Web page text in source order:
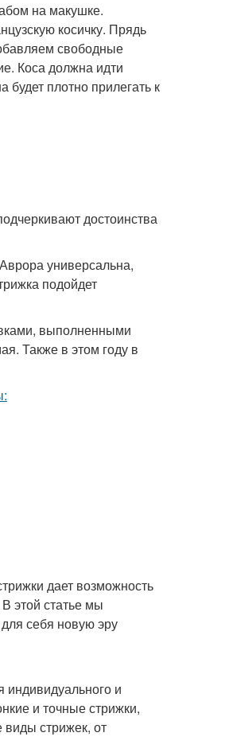
на макушке.
косичку. Прядь
свободные
Коса должна идти
будет плотно прилегать к
достоинства
универсальна,
подойдет
выполненными
Также в этом году в
дает возможность
этой статье мы
себя новую эру
индивидуального и
и точные стрижки,
стрижек, от